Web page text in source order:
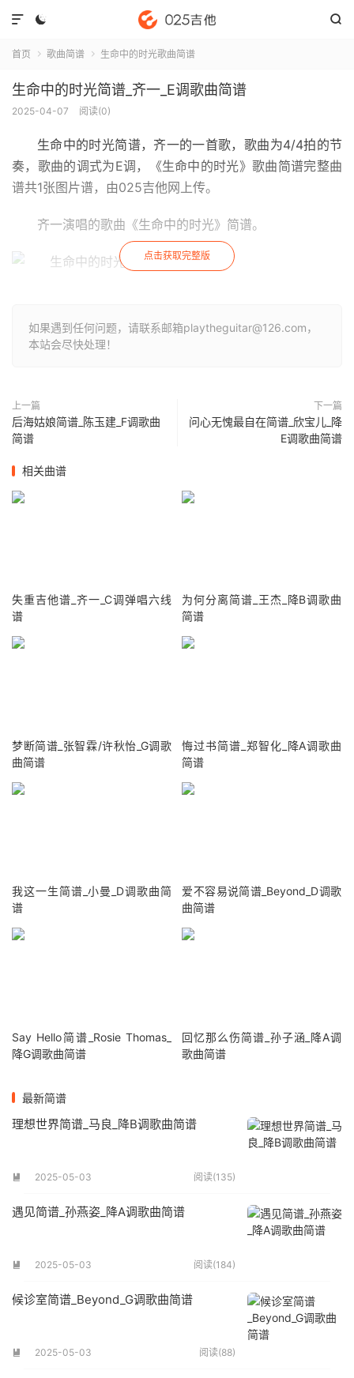
 

首页  歌曲简谱  生命中的时光歌曲简谱
生命中的时光简谱_齐一_E调歌曲简谱
2025-04-07 阅读(0)
生命中的时光简谱，齐一的一首歌，歌曲为4/4拍的节
奏，歌曲的调式为E调，《生命中的时光》歌曲简谱完整曲
谱共1张图片谱，由025吉他网上传。
齐一演唱的歌曲《生命中的时光》简谱。
点击获取完整版
如果遇到任何问题，请联系邮箱playtheguitar@126.com，
本站会尽快处理！
上一篇
后海姑娘简谱_陈玉建_F调歌曲
简谱
下一篇
问心无愧最自在简谱_欣宝儿_降
E调歌曲简谱
相关曲谱
失重吉他谱_齐一_C调弹唱六线
谱
为何分离简谱_王杰_降B调歌曲
简谱
梦断简谱_张智霖/许秋怡_G调歌
曲简谱
悔过书简谱_郑智化_降A调歌曲
简谱
我这一生简谱_小曼_D调歌曲简
谱
爱不容易说简谱_Beyond_D调歌
曲简谱
Say Hello简谱_Rosie Thomas_
降G调歌曲简谱
回忆那么伤简谱_孙子涵_降A调
歌曲简谱
最新简谱
理想世界简谱_马良_降B调歌曲简谱
 2025-05-03 阅读(135)
遇见简谱_孙燕姿_降A调歌曲简谱
 2025-05-03 阅读(184)
候诊室简谱_Beyond_G调歌曲简谱
 2025-05-03 阅读(88)